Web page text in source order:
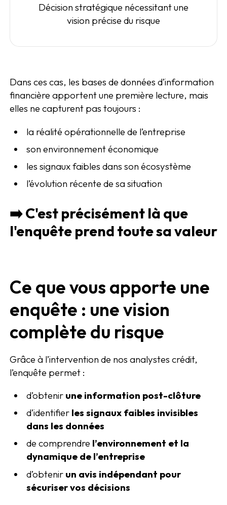
Décision stratégique nécessitant une
vision précise du risque
Dans ces cas, les bases de données d’information
financière apportent une première lecture, mais
elles ne capturent pas toujours :
la réalité opérationnelle de l’entreprise
son environnement économique
les signaux faibles dans son écosystème
l’évolution récente de sa situation
➡️ C'est précisément là que
l'enquête prend toute sa valeur
Ce que vous apporte une
enquête : une vision
complète du risque
Grâce à l’intervention de nos analystes crédit,
l’enquête permet :
d’obtenirune information post-clôture
d’identifierles signaux faibles invisibles
dans les données
de comprendre l’environnement et la
dynamique de l’entreprise
d’obtenir un avis indépendant pour
sécuriser vos décisions